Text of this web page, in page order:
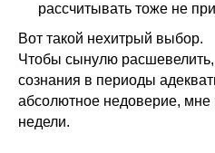
рассчитывать тоже не
Вот такой нехитрый выбор.
Чтобы сынулю расшевелить,
сознания в периоды
абсолютное недоверие, мне
недели.